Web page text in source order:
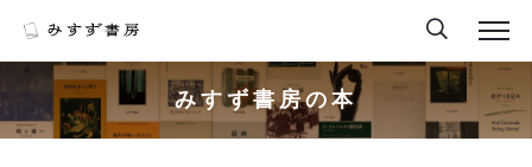
みすず書房の本